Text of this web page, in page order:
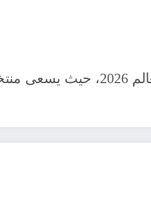
في النهاية، تمثل مباراة فرنسا